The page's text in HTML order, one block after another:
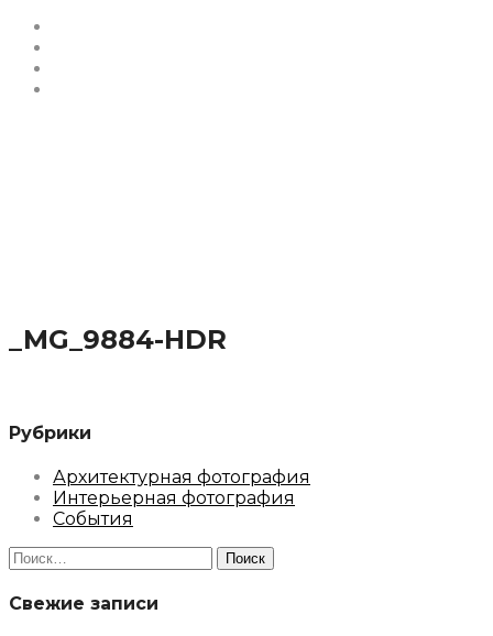
_MG_9884-HDR
Рубрики
Архитектурная фотография
Интерьерная фотография
События
Найти:
Свежие записи